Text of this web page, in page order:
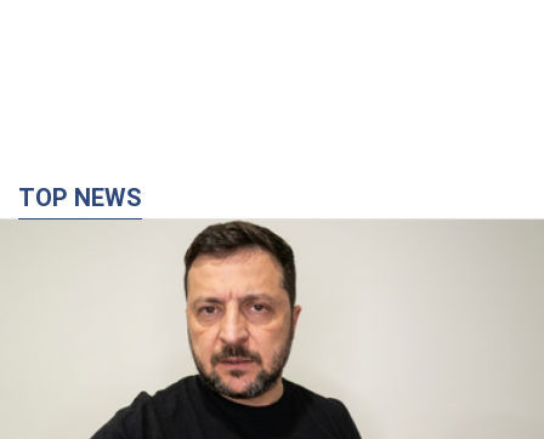
"Война будет все более ощутимой в России":
Зеленский о последствиях новых ударов по
Украине, важных отчетах и атаках на объекты
противника. Видео
Более 300 тысяч семей в Одессе и области остались без
125,4 т.
"Очень прискорбно": Сибига раскритиковал